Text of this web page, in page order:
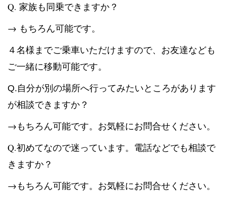
Q. 家族も同乗できますか？
→ もちろん可能です。
４名様までご乗車いただけますので、お友達なども
ご一緒に移動可能です。
Q.自分が別の場所へ行ってみたいところがあります
が相談できますか？
→もちろん可能です。お気軽にお問合せください。
Q.初めてなので迷っています。電話などでも相談で
きますか？
→もちろん可能です。お気軽にお問合せください。